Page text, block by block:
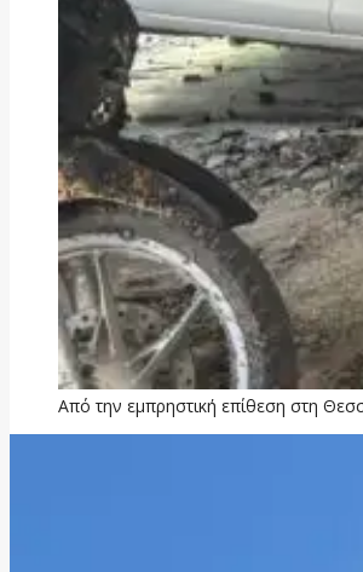
Από την εμπρηστική επίθεση στη